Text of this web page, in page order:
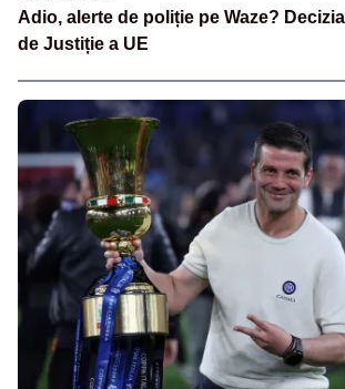
Adio, alerte de poliție pe Waze?
de Justiție a UE